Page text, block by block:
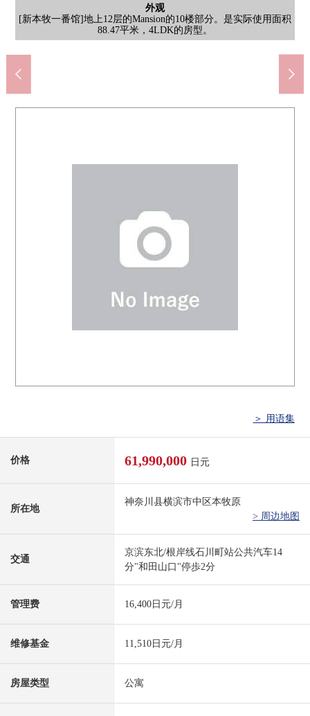
外观
[新本牧一番馆]地上12层的Mansion的10楼部分。是实际使用面积
88.47平米，4LDK的房型。
入口
[入口]彩色玻璃印象深刻的入口。也容易做关于作为FLAT的路径
到入口有婴儿车以及旅行箱的移动。
入口
入口
入口
入口
入口
[入口]是容易依靠中小学，超市、医院等的生活设施位于步行10分
钟的范围以内的家族生活的居住环境。
入口
外观
便于超市或者便利店等的生活的设施在近邻充实
[当地外观照片]位于100户总户数，12层楼钢骨钢筋混凝土构造的3
楼。步行3分钟的范围以内有2个地方公交站，也便于公共交通工
具的利用。
外观
外观
外观
外观
外观
永旺书牧店(约170m)
步行3分钟。
横滨市立书牧小学(约640m)
步行8分钟。
横滨市立大鸟中学(约130m)
步行2分钟。
＞ 用语集
价格 61,990,000 日元
所在地
神奈川县横滨市中区本牧原
> 周边地图
交通
京滨东北/根岸线石川町站公共汽车14
分"和田山口"停歩2分
管理费 16,400日元/月
维修基金 11,510日元/月
房屋类型 公寓